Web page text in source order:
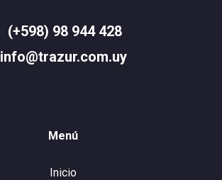
(+598) 98 944 428
info@trazur.com.uy
Menú
Inicio